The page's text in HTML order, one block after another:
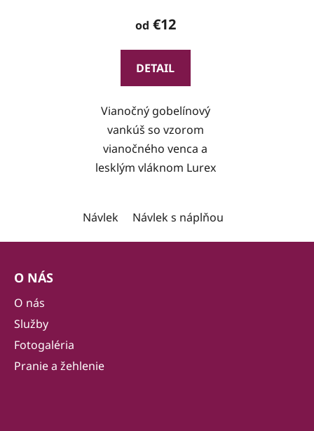
od €12
DETAIL
Vianočný gobelínový
vankúš so vzorom
vianočného venca a
lesklým vláknom Lurex
Návlek Návlek s náplňou
O NÁS
O nás
Služby
Fotogaléria
Pranie a žehlenie